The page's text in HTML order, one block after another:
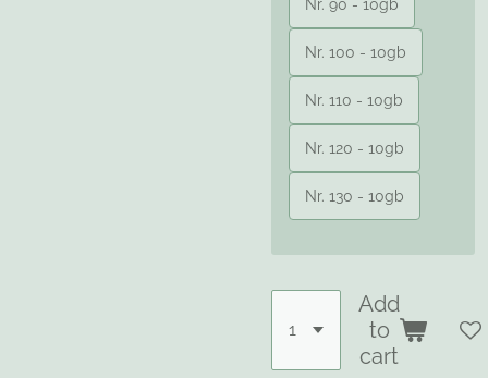
Nr. 90 - 10gb
Nr. 100 - 10gb
Nr. 110 - 10gb
Nr. 120 - 10gb
Nr. 130 - 10gb
Add
to
cart